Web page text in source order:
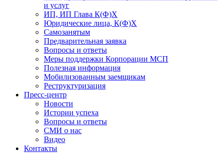
и услуг
ИП, ИП Глава К(Ф)Х
Юридические лица, К(Ф)Х
Самозанятым
Предварительная заявка
Вопросы и ответы
Меры поддержки Корпорации МСП
Полезная информация
Мобилизованным заемщикам
Реструктуризация
Пресс-центр
Новости
Истории успеха
Вопросы и ответы
СМИ о нас
Видео
Контакты